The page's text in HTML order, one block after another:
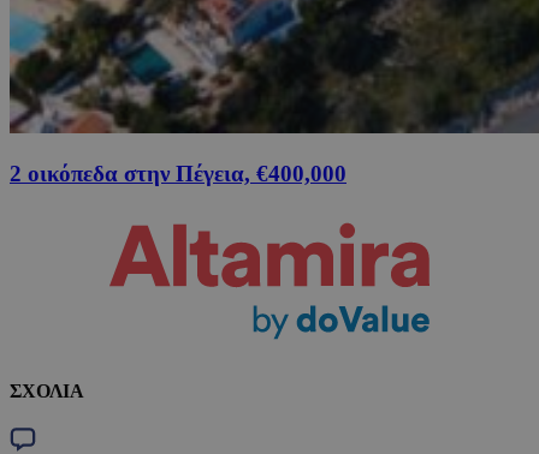
2 οικόπεδα στην Πέγεια, €400,000
ΣΧΟΛΙΑ